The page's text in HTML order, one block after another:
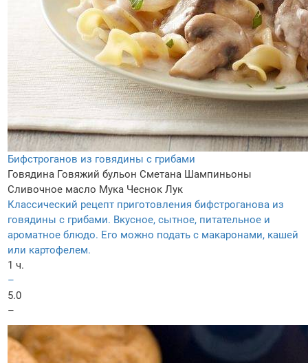
Бифстроганов из говядины с грибами
Говядина Говяжий бульон Сметана Шампиньоны
Сливочное масло Мука Чеснок Лук
Классический рецепт приготовления бифстроганова из
говядины с грибами. Вкусное, сытное, питательное и
ароматное блюдо. Его можно подать с макаронами, кашей
или картофелем.
1 ч.
–
5.0
–